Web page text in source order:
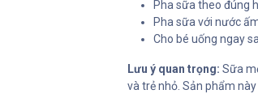
Pha sữa theo đúng
Pha sữa với nước
Cho bé uống ngay
Lưu ý quan trọng: Sữa
và trẻ nhỏ. Sản phẩm